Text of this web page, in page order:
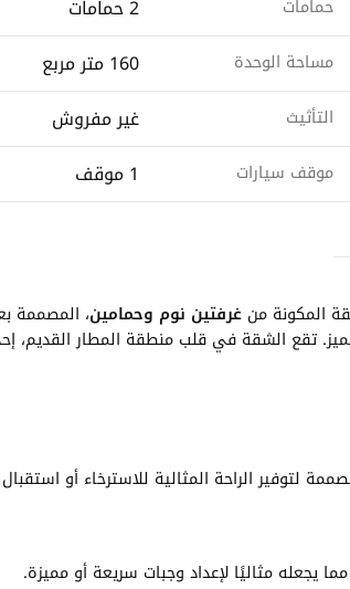
حمامات 2 حمامات
مساحة الوحدة 160 متر مربع
التأثيث غير مفروش
موقف سيارات 1 موقف
المكونة من غرفتين نوم وحمامين، المصممة
تقع الشقة في قلب منطقة المطار القديم،
لتوفير الراحة المثالية للاسترخاء أو
يجعله مثاليًا لإعداد وجبات سريعة أو مميزة.